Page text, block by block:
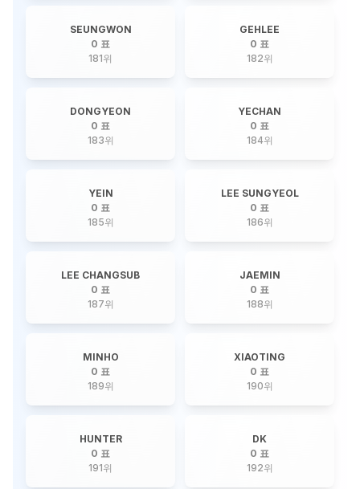
SEUNGWON
0 표
181위
GEHLEE
0 표
182위
DONGYEON
0 표
183위
YECHAN
0 표
184위
YEIN
0 표
185위
LEE SUNGYEOL
0 표
186위
LEE CHANGSUB
0 표
187위
JAEMIN
0 표
188위
MINHO
0 표
189위
XIAOTING
0 표
190위
HUNTER
0 표
191위
DK
0 표
192위